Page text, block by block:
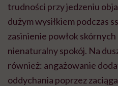
trudności przy jedzeniu
dużym wysiłkiem podczas
zasinienie powłok
nienaturalny spokój. Na
również: angażowanie
oddychania poprzez